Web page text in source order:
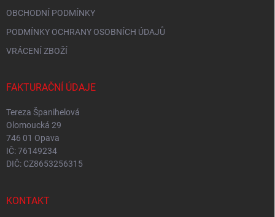
OBCHODNÍ PODMÍNKY
PODMÍNKY OCHRANY OSOBNÍCH ÚDAJŮ
VRÁCENÍ ZBOŽÍ
FAKTURAČNÍ ÚDAJE
Tereza Španihelová
Olomoucká 29
746 01 Opava
IČ: 76149234
DIČ: CZ8653256315
KONTAKT